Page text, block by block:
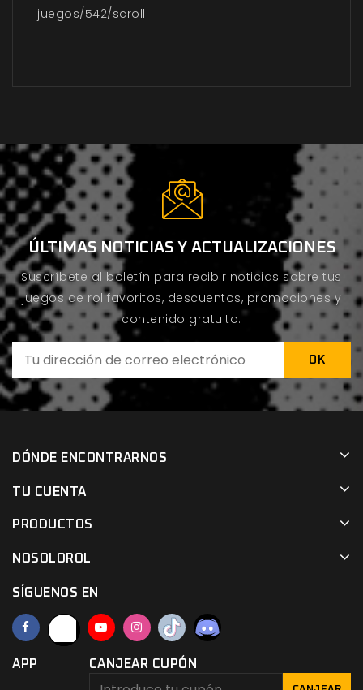
juegos/542/scroll
ÚLTIMAS NOTICIAS Y ACTUALIZACIONES
Suscríbete al boletín para recibir noticias sobre tus
juegos de rol favoritos, descuentos, promociones y
contenido gratuito.
DÓNDE ENCONTRARNOS
TU CUENTA
PRODUCTOS
NOSOLOROL
SÍGUENOS EN
APP CANJEAR CUPÓN